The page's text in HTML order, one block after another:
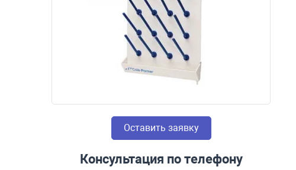
Оставить заявку
Консультация по телефону